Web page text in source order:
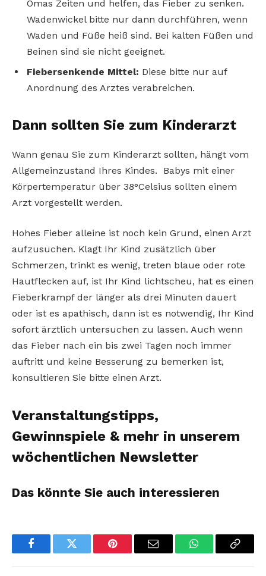
Omas Zeiten und helfen, das Fieber zu senken.
Wadenwickel bitte nur dann durchführen, wenn
Waden und Füße heiß sind. Bei kalten Füßen und
Beinen sind sie nicht geeignet.
Fiebersenkende Mittel: Diese bitte nur auf
Anordnung des Arztes verabreichen.
Dann sollten Sie zum Kinderarzt
Wann genau Sie zum Kinderarzt sollten, hängt vom
Allgemeinzustand Ihres Kindes. Babys mit einer
Körpertemperatur über 38°Celsius sollten einem
Arzt vorgestellt werden.
Hohes Fieber alleine ist noch kein Grund, einen Arzt
aufzusuchen. Klagt Ihr Kind zusätzlich über
Schmerzen, trinkt es wenig, treten blaue oder rote
Hautflecken auf, ist Ihr Kind lichtscheu, hat es einen
Fieberkrampf der länger als drei Minuten dauert
oder ist es apathisch, dann ist es notwendig, Ihr Kind
sofort ärztlich untersuchen zu lassen. Auch wenn
das Fieber nach ein bis zwei Tagen noch immer
auftritt und keine Besserung zu bemerken ist,
konsultieren Sie bitte einen Arzt.
Veranstaltungstipps,
Gewinnspiele & mehr in unserem
wöchentlichen Newsletter
Das könnte Sie auch interessieren
FacebookTwitter Pinterest Email WhatsAppCopy